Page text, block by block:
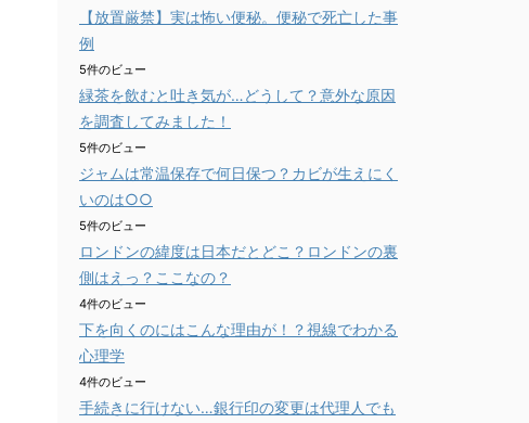
【放置厳禁】実は怖い便秘。便秘で死亡した事
例
5件のビュー
緑茶を飲むと吐き気が…どうして？意外な原因
を調査してみました！
5件のビュー
ジャムは常温保存で何日保つ？カビが生えにく
いのは○○
5件のビュー
ロンドンの緯度は日本だとどこ？ロンドンの裏
側はえっ？ここなの？
4件のビュー
下を向くのにはこんな理由が！？視線でわかる
心理学
4件のビュー
手続きに行けない…銀行印の変更は代理人でも